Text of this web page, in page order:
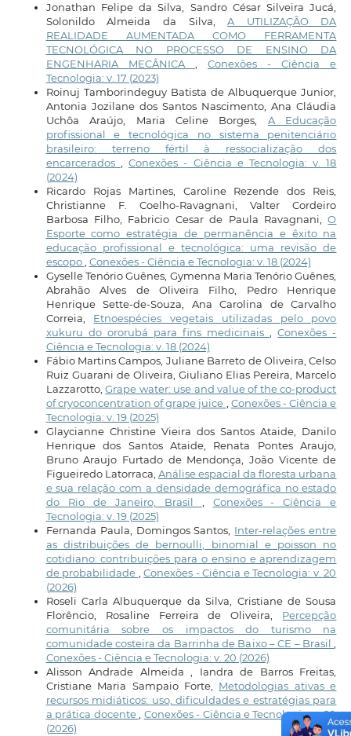
Jonathan Felipe da Silva, Sandro César Silveira Jucá,
Solonildo Almeida da Silva,A UTILIZAÇÃO DA
REALIDADE AUMENTADA COMO FERRAMENTA
TECNOLÓGICA NO PROCESSO DE ENSINO DA
ENGENHARIA MECÂNICA ,Conexões - Ciência e
Tecnologia: v. 17 (2023)
Roinuj Tamborindeguy Batista de Albuquerque Junior,
Antonia Jozilane dos Santos Nascimento, Ana Cláudia
Uchôa Araújo, Maria Celine Borges, A Educação
profissional e tecnológica no sistema penitenciário
brasileiro: terreno fértil à ressocialização dos
encarcerados ,Conexões - Ciência e Tecnologia: v. 18
(2024)
Ricardo Rojas Martines, Caroline Rezende dos Reis,
Christianne F. Coelho-Ravagnani, Valter Cordeiro
Barbosa Filho, Fabricio Cesar de Paula Ravagnani,O
Esporte como estratégia de permanência e êxito na
educação profissional e tecnológica: uma revisão de
escopo, Conexões - Ciência e Tecnologia: v. 18 (2024)
Gyselle Tenório Guênes, Gymenna Maria Tenório Guênes,
Abrahão Alves de Oliveira Filho, Pedro Henrique
Henrique Sette-de-Souza, Ana Carolina de Carvalho
Correia, Etnoespécies vegetais utilizadas pelo povo
xukuru do ororubá para fins medicinais,Conexões -
Ciência e Tecnologia: v. 18 (2024)
Fábio Martins Campos, Juliane Barreto de Oliveira, Celso
Ruiz Guarani de Oliveira, Giuliano Elias Pereira, Marcelo
Lazzarotto,Grape water: use and value of the co-product
of cryoconcentration of grape juice , Conexões - Ciência e
Tecnologia: v. 19 (2025)
Glaycianne Christine Vieira dos Santos Ataide, Danilo
Henrique dos Santos Ataide, Renata Pontes Araujo,
Bruno Araujo Furtado de Mendonça, João Vicente de
Figueiredo Latorraca, Análise espacial da floresta urbana
e sua relação com a densidade demográfica no estado
do Rio de Janeiro, Brasil , Conexões - Ciência e
Tecnologia: v. 19 (2025)
Fernanda Paula, Domingos Santos, Inter-relações entre
as distribuições de bernoulli, binomial e poisson no
cotidiano: contribuições para o ensino e aprendizagem
de probabilidade ,Conexões - Ciência e Tecnologia: v. 20
(2026)
Roseli Carla Albuquerque da Silva, Cristiane de Sousa
Florêncio, Rosaline Ferreira de Oliveira, Percepção
comunitária sobre os impactos do turismo na
comunidade costeira da Barrinha de Baixo – CE – Brasil,
Conexões - Ciência e Tecnologia: v. 20 (2026)
Alisson Andrade Almeida , Iandra de Barros Freitas,
Cristiane Maria Sampaio Forte, Metodologias ativas e
recursos midiáticos: uso, dificuldades e estratégias para
a prática docente, Conexões - Ciência e Tecnologia: v. 20
(2026)